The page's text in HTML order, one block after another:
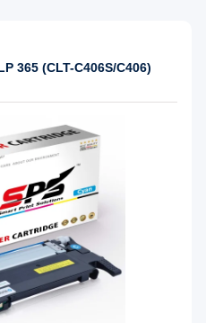
365 (CLT-C406S/C406)